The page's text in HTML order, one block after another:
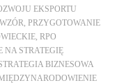
EKSPORTU
,PRZYGOTOWANIE
,RPO
NA STRATEGIĘ
BIZNESOWA